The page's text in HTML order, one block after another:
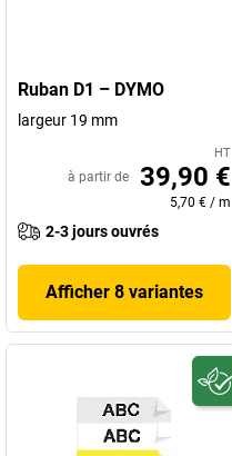
Ruban D1 – DYMO
largeur 19 mm
HT
à partir de 39,90 €
5,70 € / m
2-3 jours ouvrés
Afficher 8 variantes